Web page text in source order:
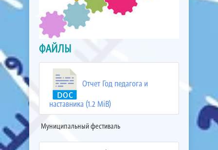
ФАЙЛЫ
Отчет Год педагога и
наставника (1.2 MiB)
Муниципальный фестиваль